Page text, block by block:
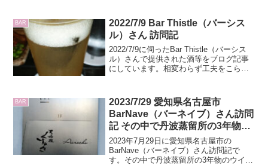
レビューもあり
ド、Sealgair Nam Barrlaichアードナムル
ッカンのレビューもしています
BAR
2022/7/9 Bar Thistle（バーシス
ル）さん 訪問記
2022/7/9に伺ったBar Thistle（バーシス
ル）さんで提供された酒等をブログ記事
にしています。相変わらず工夫をこらし
BAR
2023/7/29 愛知県名古屋市
BarNave（バーネイブ）さん訪問
記 その中で丹波蒸留所の3年物の
ウイスキーのレビューもあり【初
訪問】
2023年7月29日に愛知県名古屋市の
BarNave（バーネイブ）さん訪問記で
す。その中で丹波蒸留所の3年物のウイス